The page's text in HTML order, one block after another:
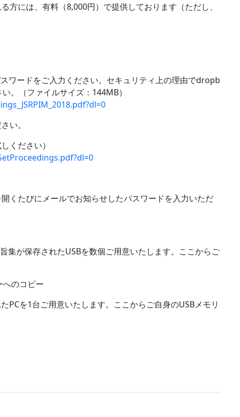
には、有料（8,000円）で提供しております（ただし、
ワードをご入力ください。セキュリティ上の理由でdropb
。（ファイルサイズ：144MB）
い。
ください）
くたびにメールでお知らせしたパスワードを入力いただ
集が保存されたUSBを数個ご用意いたします。ここからご
へのコピー
PCを1台ご用意いたします。ここからご自身のUSBメモリ